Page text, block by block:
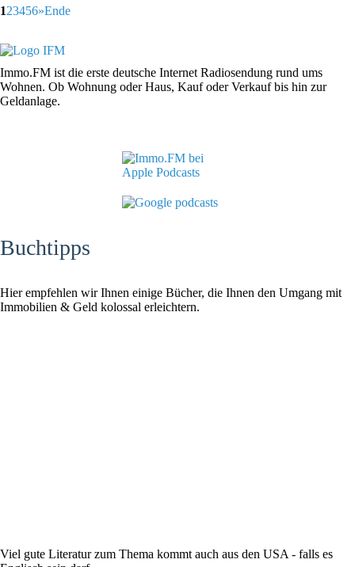
123456»Ende
Immo.FM ist die erste deutsche Internet Radiosendung rund ums
Wohnen. Ob Wohnung oder Haus, Kauf oder Verkauf bis hin zur
Geldanlage.
Buchtipps
Hier empfehlen wir Ihnen einige Bücher, die Ihnen den Umgang mit
Immobilien & Geld kolossal erleichtern.
Viel gute Literatur zum Thema kommt auch aus den USA - falls es